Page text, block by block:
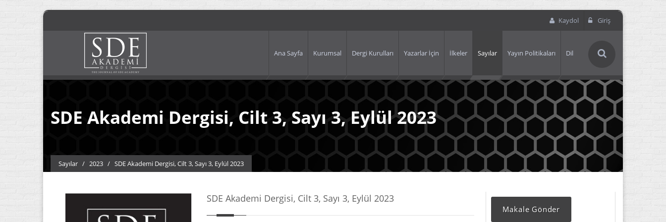
Kaydol Giriş
Ana Sayfa Kurumsal Dergi Kurulları Yazarlar İçin İlkeler Sayılar Yayın Politikaları Dil
SDE Akademi Dergisi, Cilt 3, Sayı 3, Eylül 2023
Sayılar / 2023 / SDE Akademi Dergisi, Cilt 3, Sayı 3, Eylül 2023
SDE Akademi Dergisi, Cilt 3, Sayı 3, Eylül 2023
Makale Gönder